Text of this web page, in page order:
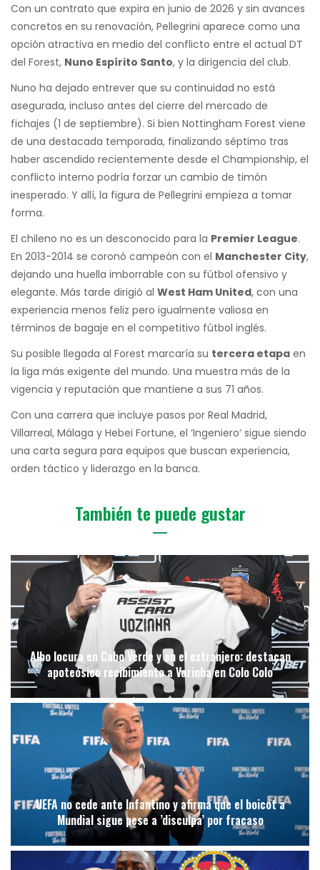
Con un contrato que expira en junio de 2026 y sin avances
concretos en su renovación, Pellegrini aparece como una
opción atractiva en medio del conflicto entre el actual DT
del Forest, Nuno Espírito Santo, y la dirigencia del club.
Nuno ha dejado entrever que su continuidad no está
asegurada, incluso antes del cierre del mercado de
fichajes (1 de septiembre). Si bien Nottingham Forest viene
de una destacada temporada, finalizando séptimo tras
haber ascendido recientemente desde el Championship, el
conflicto interno podría forzar un cambio de timón
inesperado. Y allí, la figura de Pellegrini empieza a tomar
forma.
El chileno no es un desconocido para la Premier League.
En 2013-2014 se coronó campeón con el Manchester City,
dejando una huella imborrable con su fútbol ofensivo y
elegante. Más tarde dirigió al West Ham United, con una
experiencia menos feliz pero igualmente valiosa en
términos de bagaje en el competitivo fútbol inglés.
Su posible llegada al Forest marcaría su tercera etapa en
la liga más exigente del mundo. Una muestra más de la
vigencia y reputación que mantiene a sus 71 años.
Con una carrera que incluye pasos por Real Madrid,
Villarreal, Málaga y Hebei Fortune, el ‘Ingeniero’ sigue siendo
una carta segura para equipos que buscan experiencia,
orden táctico y liderazgo en la banca.
También te puede gustar
Albo locura en Cabo Verde y en el extranjero: destacan
apoteósico recibimiento a Vozinha en Colo Colo
UEFA no cede ante Infantino y afirma que el boicot a
Mundial sigue pese a ’disculpa’ por fracaso